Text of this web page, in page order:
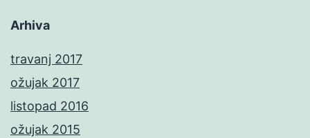
Arhiva
travanj 2017
ožujak 2017
listopad 2016
ožujak 2015